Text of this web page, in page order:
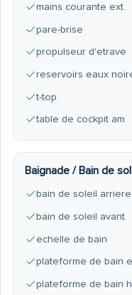
mains courante ext.
pare-brise
propulseur d'etrave
reservoirs eaux
t-top
table de cockpit am
Baignade / Bain de
bain de soleil arriere
bain de soleil avant
echelle de bain
plateforme de bain
plateforme de bain